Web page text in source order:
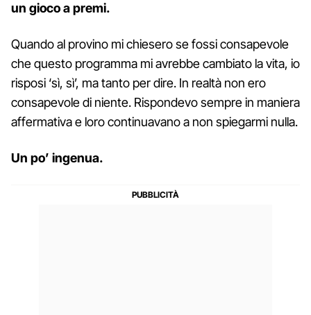
un gioco a premi.
Quando al provino mi chiesero se fossi consapevole
che questo programma mi avrebbe cambiato la vita, io
risposi ‘sì, sì’, ma tanto per dire. In realtà non ero
consapevole di niente. Rispondevo sempre in maniera
affermativa e loro continuavano a non spiegarmi nulla.
Un po’ ingenua.